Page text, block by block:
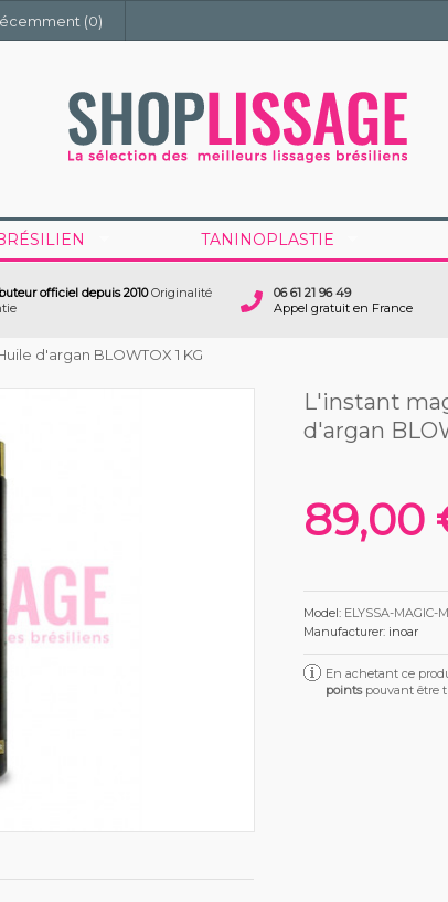
(0)
TANINOPLASTIE
officiel depuis 2010Originalité
06 61 21 96 49
Appel gratuit en France
d'argan BLOWTOX 1 KG
L'instant
d'argan
89,00
Model: ELYSSA-MAGIC-
Manufacturer: inoar
En achetant ce
pointspouvant être